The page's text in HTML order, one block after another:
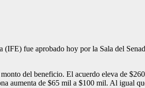
fue aprobado hoy por la Sala del
del beneficio. El acuerdo eleva de
aumenta de $65 mil a $100 mil. Al igual